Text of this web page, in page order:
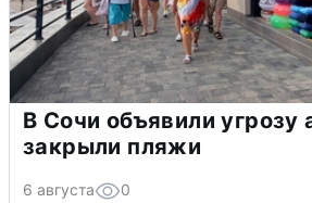
В Сочи объявили угрозу
закрыли пляжи
6 августа 0